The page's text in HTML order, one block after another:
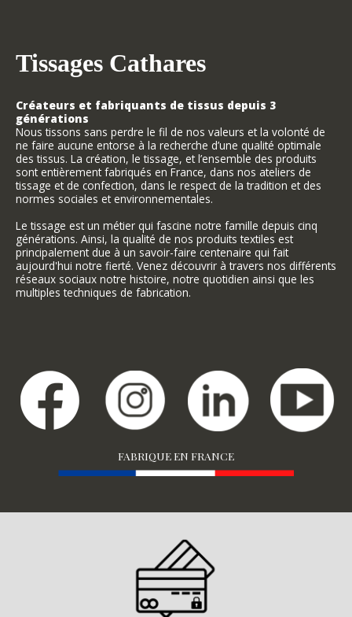
Tissages Cathares
Créateurs et fabriquants de tissus depuis 3
générations
Nous tissons sans perdre le fil de nos valeurs et la volonté de
ne faire aucune entorse à la recherche d’une qualité optimale
des tissus. La création, le tissage, et l’ensemble des produits
sont entièrement fabriqués en France, dans nos ateliers de
tissage et de confection, dans le respect de la tradition et des
normes sociales et environnementales.
Le tissage est un métier qui fascine notre famille depuis cinq
générations. Ainsi, la qualité de nos produits textiles est
principalement due à un savoir-faire centenaire qui fait
aujourd'hui notre fierté. Venez découvrir à travers nos différents
réseaux sociaux notre histoire, notre quotidien ainsi que les
multiples techniques de fabrication.
FABRIQUE EN FRANCE